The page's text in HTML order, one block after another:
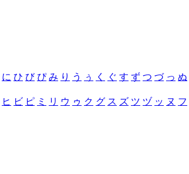
に ひ び ぴ み り う ぅ く ぐ す ず つ づ っ ぬ
ヒ ビ ピ ミ リ ウ ゥ ク グ ス ズ ツ ヅ ッ ヌ フ